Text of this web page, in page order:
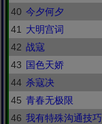
40 今夕何夕
41
大明宫词
42 战寇
43 国色天娇
44 杀寇决
45 青春无极限
46 我有特殊沟通技巧